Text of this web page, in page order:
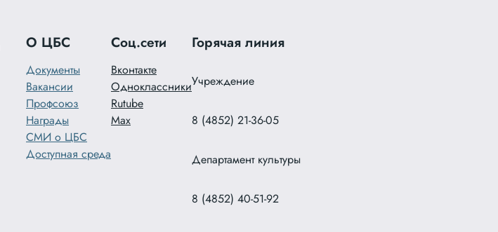
О ЦБС
Документы
Вакансии
Профсоюз
Награды
СМИ о ЦБС
Доступная среда
Соц.сети
Вконтакте
Одноклассники
Rutube
Max
Горячая линия
Учреждение
8 (4852) 21-36-05
Департамент культуры
8 (4852) 40-51-92